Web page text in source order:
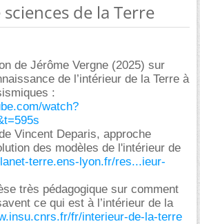
de la Terre
de Jérôme Vergne (2025) sur
de l’intérieur de la Terre à
:
watch?
Vincent Deparis, approche
des modèles de l'intérieur de
terre.ens-lyon.fr/res...ieur-
très pédagogique sur comment
ce qui est à l’intérieur de la
fr/interieur-de-la-terre